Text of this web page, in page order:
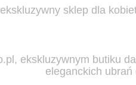
ekskluzywny sklep dla
ekskluzywnym butiku
eleganckich